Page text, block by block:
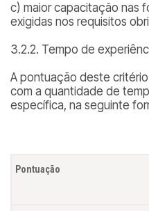
c) maior capacitação nas
exigidas nos requisitos
3.2.2. Tempo de
A pontuação deste
com a quantidade de
específica, na seguinte
Pontuação